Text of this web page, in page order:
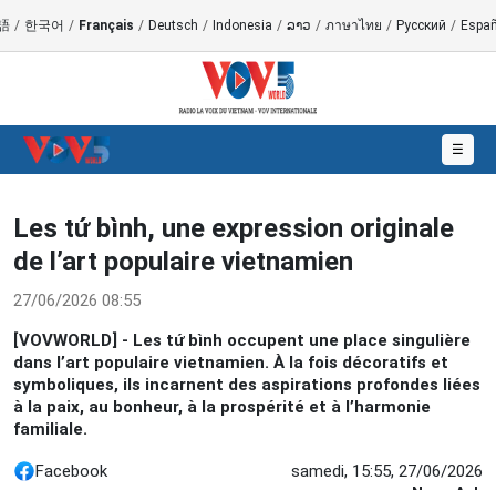
/ 한국어 / Français / Deutsch / Indonesia / ລາວ / ภาษาไทย / Русский /
☰
Les tứ bình, une expression originale
de l’art populaire vietnamien
27/06/2026 08:55
[VOVWORLD] - Les tứ bình occupent une place singulière
dans l’art populaire vietnamien. À la fois décoratifs et
symboliques, ils incarnent des aspirations profondes liées
à la paix, au bonheur, à la prospérité et à l’harmonie
familiale.
Facebook samedi, 15:55, 27/06/2026